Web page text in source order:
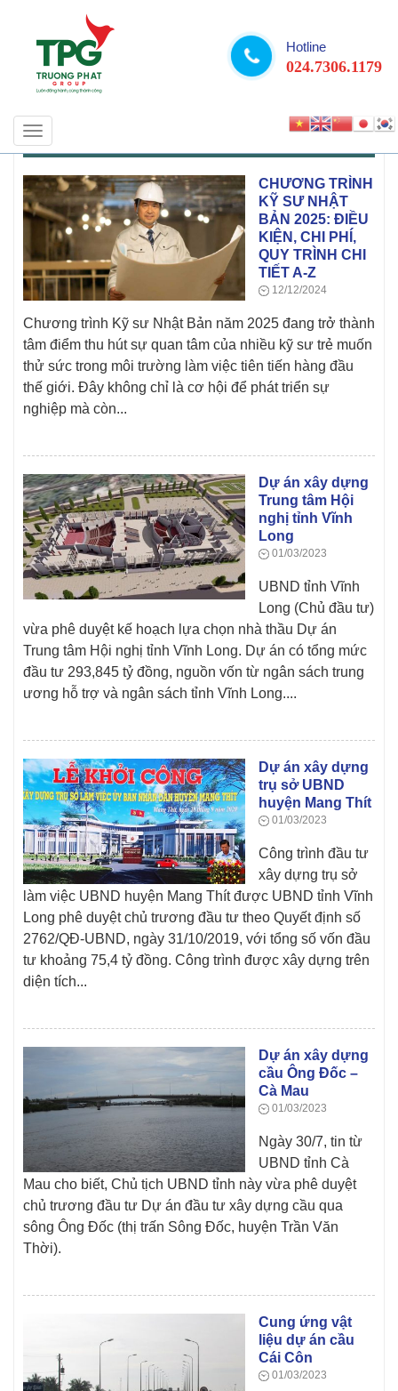
Hotline
024.7306.1179
Toggle
navigation
KINH DOANH THƯƠNG MẠI
CHƯƠNG TRÌNH
KỸ SƯ NHẬT
BẢN 2025: ĐIỀU
KIỆN, CHI PHÍ,
QUY TRÌNH CHI
TIẾT A-Z
12/12/2024
Chương trình Kỹ sư Nhật Bản năm 2025 đang trở thành
tâm điểm thu hút sự quan tâm của nhiều kỹ sư trẻ muốn
thử sức trong môi trường làm việc tiên tiến hàng đầu
thế giới. Đây không chỉ là cơ hội để phát triển sự
nghiệp mà còn...
Dự án xây dựng
Trung tâm Hội
nghị tỉnh Vĩnh
Long
01/03/2023
UBND tỉnh Vĩnh
Long (Chủ đầu tư)
vừa phê duyệt kế hoạch lựa chọn nhà thầu Dự án
Trung tâm Hội nghị tỉnh Vĩnh Long. Dự án có tổng mức
đầu tư 293,845 tỷ đồng, nguồn vốn từ ngân sách trung
ương hỗ trợ và ngân sách tỉnh Vĩnh Long....
Dự án xây dựng
trụ sở UBND
huyện Mang Thít
01/03/2023
Công trình đầu tư
xây dựng trụ sở
làm việc UBND huyện Mang Thít được UBND tỉnh Vĩnh
Long phê duyệt chủ trương đầu tư theo Quyết định số
2762/QĐ-UBND, ngày 31/10/2019, với tổng số vốn đầu
tư khoảng 75,4 tỷ đồng. Công trình được xây dựng trên
diện tích...
Dự án xây dựng
cầu Ông Đốc –
Cà Mau
01/03/2023
Ngày 30/7, tin từ
UBND tỉnh Cà
Mau cho biết, Chủ tịch UBND tỉnh này vừa phê duyệt
chủ trương đầu tư Dự án đầu tư xây dựng cầu qua
sông Ông Đốc (thị trấn Sông Đốc, huyện Trần Văn
Thời).
Cung ứng vật
liệu dự án cầu
Cái Côn
01/03/2023